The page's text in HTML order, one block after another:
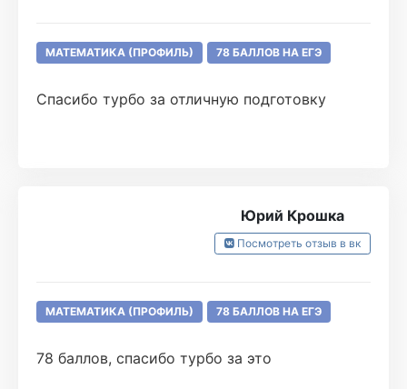
МАТЕМАТИКА (ПРОФИЛЬ) 78 БАЛЛОВ НА ЕГЭ
Спасибо турбо за отличную подготовку
Юрий Крошка
Посмотреть отзыв в вк
МАТЕМАТИКА (ПРОФИЛЬ) 78 БАЛЛОВ НА ЕГЭ
78 баллов, спасибо турбо за это